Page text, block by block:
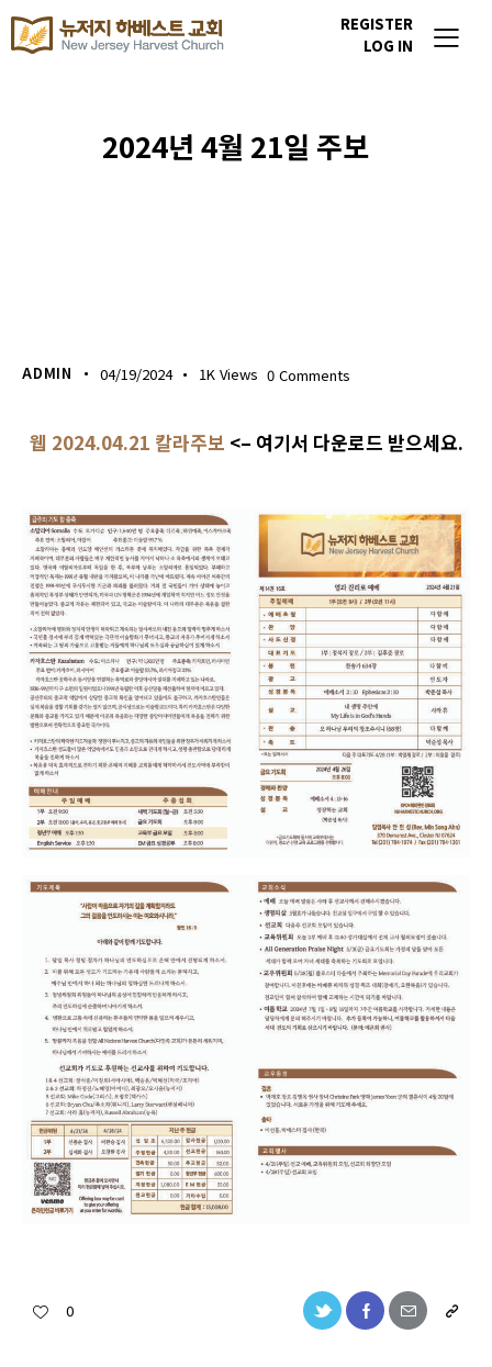
REGISTER
LOG IN
2024년 4월 21일 주보
ADMIN 04/19/2024 1K Views 0 Comments
웹 2024.04.21 칼라주보 <– 여기서 다운로드 받으세요.
0